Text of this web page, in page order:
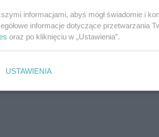
Tychy
informacjami, abyś mógł świadomie i
informacje dotyczące przetwarzania
oraz po kliknięciu w „Ustawienia”.
USTAWIENIA